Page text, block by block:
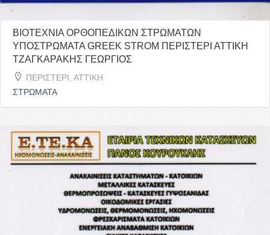
ΒΙΟΤΕΧΝΙΑ ΟΡΘΟΠΕΔΙΚΩΝ ΣΤΡΩΜΑΤΩΝ
ΥΠΟΣΤΡΩΜΑΤΑ GREEK STROM ΠΕΡΙΣΤΕΡΙ ΑΤΤΙΚΗ
ΤΖΑΓΚΑΡΑΚΗΣ ΓΕΩΡΓΙΟΣ
ΠΕΡΙΣΤΕΡΙ, ΑΤΤΙΚΗ
ΣΤΡΩΜΑΤΑ